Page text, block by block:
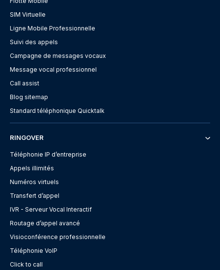
SIM Virtuelle
Ligne Mobile Professionnelle
Suivi des appels
Campagne de messages vocaux
Message vocal professionnel
Call assist
Blog sitemap
Standard téléphonique Quicktalk
RINGOVER
Téléphonie IP d’entreprise
Appels illimités
Numéros virtuels
Transfert d’appel
IVR - Serveur Vocal Interactif
Routage d’appel avancé
Visioconférence professionnelle
Téléphonie VoIP
Click to call